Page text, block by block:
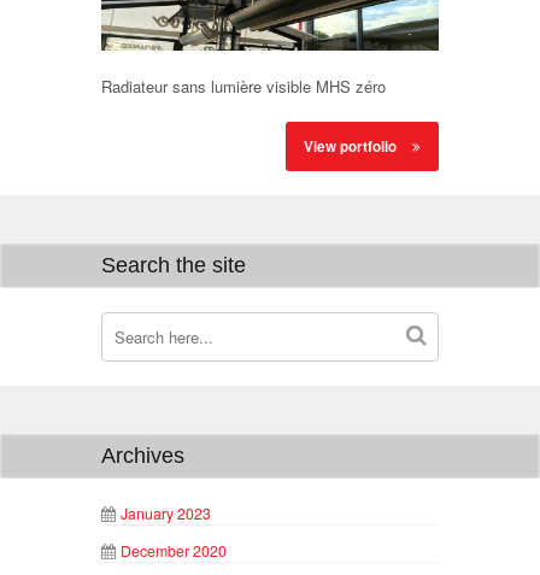
Radiateur sans lumière visible MHS zéro
View portfolio
Search the site
Archives
January 2023
December 2020